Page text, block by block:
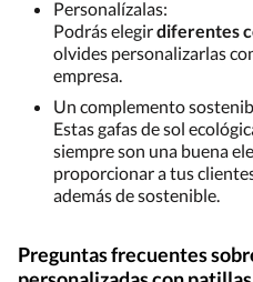
Personalízalas:
Podrás elegirdiferentes
olvides personalizarlas
empresa.
Un complemento
Estas gafas de sol
siempre son una buena
proporcionar a tus
además de sostenible.
Preguntas frecuentes